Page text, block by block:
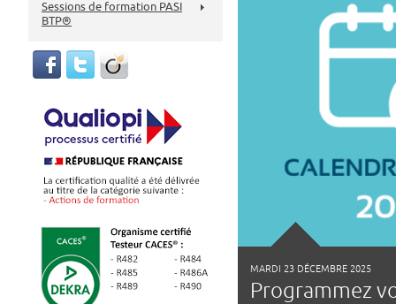
MARDI 23 DÉCEMBRE 2025
Programmez
Sessions de formation PASI
BTP®